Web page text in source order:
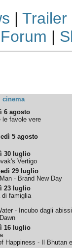
| Trailer
Forum |
cinema
6 agosto
le favole vere
5 agosto
30 luglio
Vertigo
29 luglio
- Brand New Day
23 luglio
di famiglia
- Incubo dagli abissi
16 luglio
Happiness - Il Bhutan